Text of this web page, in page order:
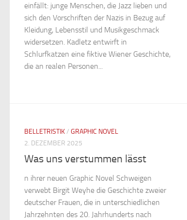
einfällt: junge Menschen, die Jazz lieben und
sich den Vorschriften der Nazis in Bezug auf
Kleidung, Lebensstil und Musikgeschmack
widersetzen. Kadletz entwirft in
Schlurfkatzen eine fiktive Wiener Geschichte,
die an realen Personen...
BELLETRISTIK/ GRAPHIC NOVEL
2. DEZEMBER 2025
Was uns verstummen lässt
n ihrer neuen Graphic Novel Schweigen
verwebt Birgit Weyhe die Geschichte zweier
deutscher Frauen, die in unterschiedlichen
Jahrzehnten des 20. Jahrhunderts nach